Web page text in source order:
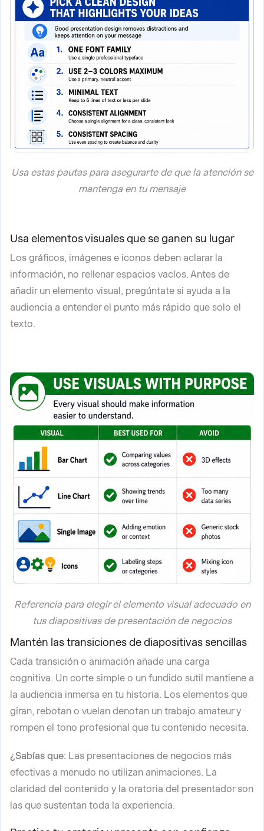
Usa estas pautas para asegurarte de que la atención se
mantenga en tu mensaje
Usa elementos visuales que se ganen su lugar
Los gráficos, imágenes e iconos deben aclarar la
información, no rellenar espacios vacíos. Antes de
añadir un elemento visual, pregúntate si ayuda a la
audiencia a entender el punto más rápido que solo el
texto.
Referencia para elegir el elemento visual adecuado en
tus diapositivas de presentación de negocios
Mantén las transiciones de diapositivas sencillas
Cada transición o animación añade una carga
cognitiva. Un corte simple o un fundido sutil mantiene a
la audiencia inmersa en tu historia. Los elementos que
giran, rebotan o vuelan denotan un trabajo amateur y
rompen el tono profesional que tu contenido necesita.
¿Sabías que: Las presentaciones de negocios más
efectivas a menudo no utilizan animaciones. La
claridad del contenido y la oratoria del presentador son
las que sustentan toda la experiencia.